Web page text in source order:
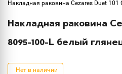
Накладная раковина Cezares Duet 101
Накладная раковина
8095-100-L белый
Нет в наличии